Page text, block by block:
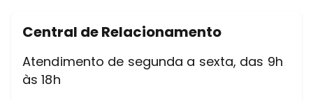
Central de Relacionamento
Atendimento de segunda a sexta, das 9h
às 18h